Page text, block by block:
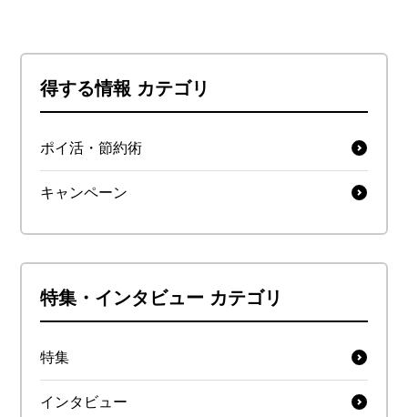
得する情報 カテゴリ
ポイ活・節約術
キャンペーン
特集・インタビュー カテゴリ
特集
インタビュー